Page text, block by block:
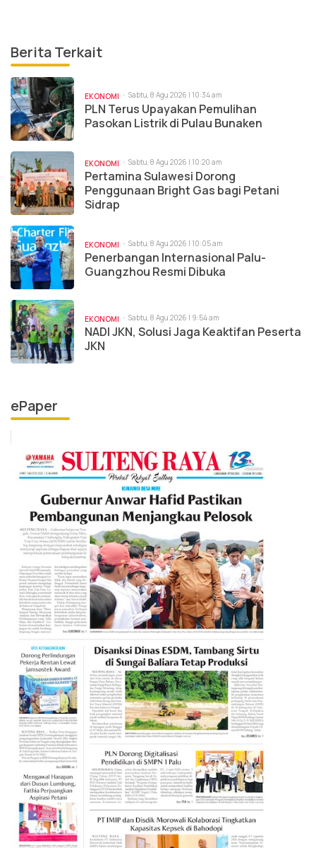
Berita Terkait
EKONOMI Sabtu, 8 Agu 2026 | 10:34 am
PLN Terus Upayakan Pemulihan
Pasokan Listrik di Pulau Bunaken
EKONOMI Sabtu, 8 Agu 2026 | 10:20 am
Pertamina Sulawesi Dorong
Penggunaan Bright Gas bagi Petani
Sidrap
EKONOMI Sabtu, 8 Agu 2026 | 10:05 am
Penerbangan Internasional Palu-
Guangzhou Resmi Dibuka
EKONOMI Sabtu, 8 Agu 2026 | 9:54 am
NADI JKN, Solusi Jaga Keaktifan Peserta
JKN
ePaper